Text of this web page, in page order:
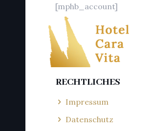
[mphb_account]
RECHTLICHES
Impressum
Datenschutz